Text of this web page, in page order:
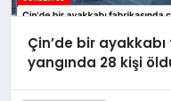
Çin’de bir
yangında 28 kişi